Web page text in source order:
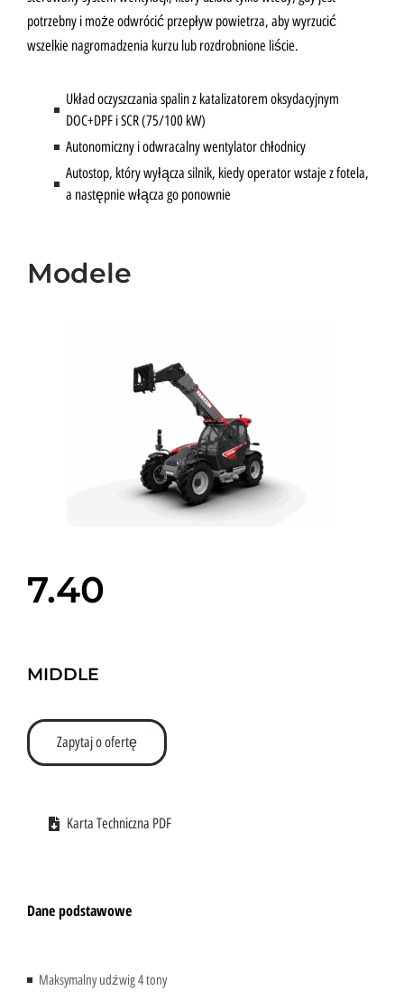
potrzebny i może odwrócić przepływ powietrza, aby wyrzucić
wszelkie nagromadzenia kurzu lub rozdrobnione liście.
Układ oczyszczania spalin z katalizatorem oksydacyjnym
DOC+DPF i SCR (75/100 kW)
Autonomiczny i odwracalny wentylator chłodnicy
Autostop, który wyłącza silnik, kiedy operator wstaje z fotela,
a następnie włącza go ponownie
Modele
7.40
MIDDLE
Zapytaj o ofertę
Karta Techniczna PDF
Dane podstawowe
Maksymalny udźwig 4 tony